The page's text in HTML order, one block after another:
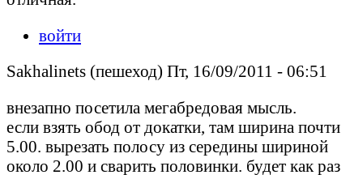
войти
Sakhalinets (пешеход) Пт, 16/09/2011 - 06:51
внезапно посетила мегабредовая мысль.
если взять обод от докатки, там ширина почти
5.00. вырезать полосу из середины шириной
около 2.00 и сварить половинки. будет как раз